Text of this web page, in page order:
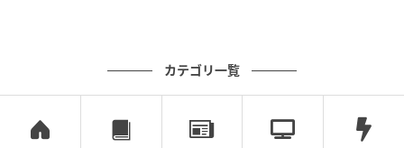
カテゴリ一覧